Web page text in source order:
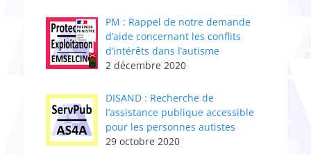
PM : Rappel de notre demande
d’aide concernant les conflits
d’intérêts dans l’autisme
2 décembre 2020
DISAND : Recherche de
l’assistance publique accessible
pour les personnes autistes
29 octobre 2020